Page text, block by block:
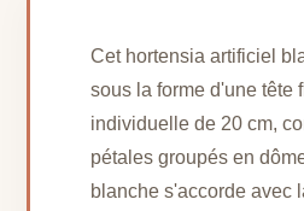
Cet hortensia artificiel
sous la forme d'une tête
individuelle de 20 cm,
pétales groupés en
blanche s'accorde avec